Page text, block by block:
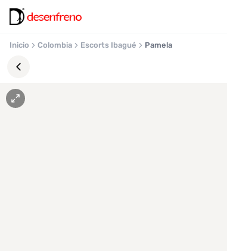
Inicio Colombia Escorts Ibagué Pamela